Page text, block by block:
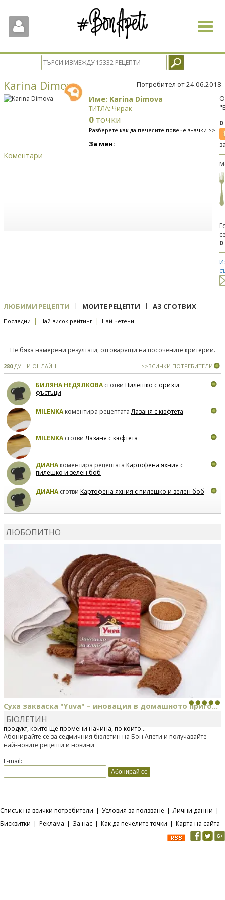
Toggle
Karina Dimova Потребител от 24.06.2018
Име: Karina Dimova
ТИТЛА: Чирак
0 точки
Разберете как да печелите повече значки >>
За мен:
Коментари
0
ЛЮБИМИ РЕЦЕПТИ | МОИТЕ РЕЦЕПТИ | АЗ СГОТВИХ
Последни | Най-висок рейтинг | Най-четени
Не бяха намерени резултати, отговарящи на посочените критерии.
280ДУШИ ОНЛАЙН >>ВСИЧКИ ПОТРЕБИТЕЛИ
БИЛЯНА НЕДЯЛКОВАсготви Пилешко с ориз и
фъстъци
MILENKAкоментира рецептатаЛазаня с кюфтета
MILENKAсготвиЛазаня с кюфтета
ДИАНАкоментира рецептата Картофена яхния с
пилешко и зелен боб
ДИАНАсготви Картофена яхния с пилешко и зелен боб
ЛЮБОПИТНО
Суха закваска "Yuva" – иновация в домашното приго...
Отскоро Лесафр България стартира предлагането на изцяло нов
продукт, който ще промени начина, по който...
БЮЛЕТИН
Абонирайте се за седмичния бюлетин на Бон Апети и получавайте
най-новите рецепти и новини
E-mail:
Списък на всички потребители | Условия за ползване | Лични данни |
Бисквитки | Реклама | За нас | Как да печелите точки | Карта на сайта